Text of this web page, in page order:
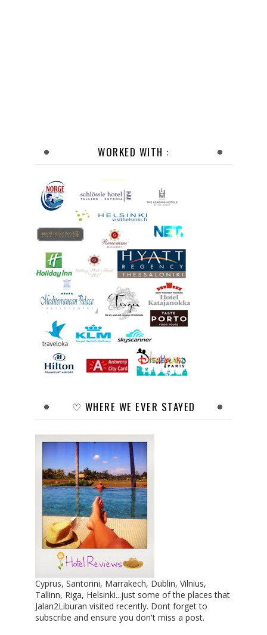
WORKED WITH :
♡ WHERE WE EVER STAYED
Cyprus, Santorini, Marrakech, Dublin, Vilnius,
Tallinn, Riga, Helsinki...just some of the places that
Jalan2Liburan visited recently. Dont forget to
subscribe and ensure you don't miss a post.